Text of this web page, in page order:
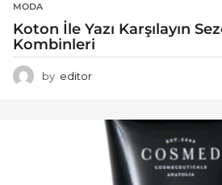
MODA
Koton İle Yazı Karşılayın
Kombinleri
by editor